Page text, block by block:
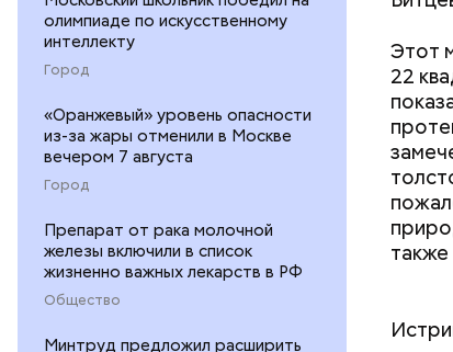
олимпиаде по искусственному
интеллекту
Город
«Оранжевый» уровень опасности
из-за жары отменили в Москве
вечером 7 августа
Город
Препарат от рака молочной
железы включили в список
жизненно важных лекарств в РФ
Общество
Минтруд предложил расширить
Этот
22